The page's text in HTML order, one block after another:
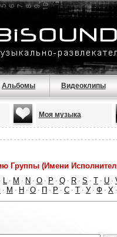
Альбомы Видеоклипы
Моя музыка
Группы (Имени
· L · M · N · O · P · Q · R · S · T · U ·
· М · Н · О · П · Р · С · Т · У · Ф · Х